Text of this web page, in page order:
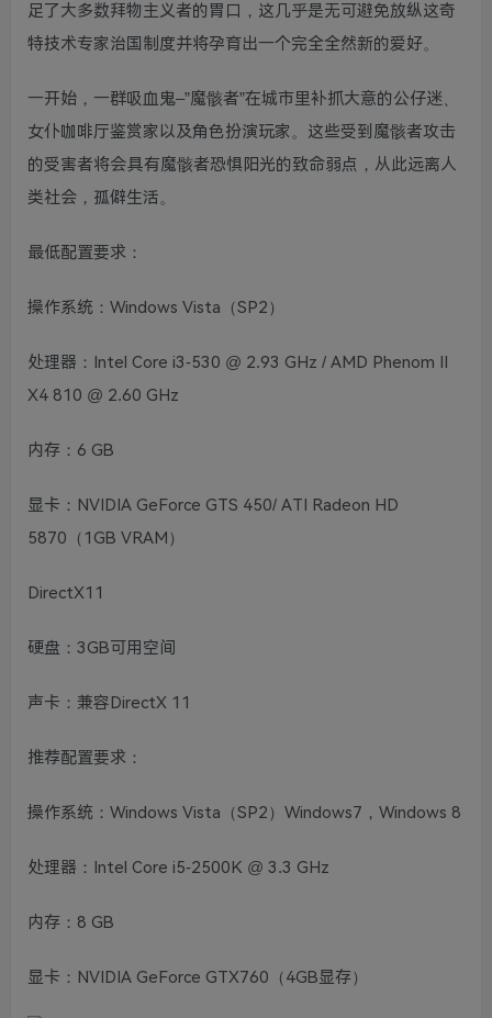
足了大多数拜物主义者的胃口，这几乎是无可避免放纵这奇
特技术专家治国制度并将孕育出一个完全全然新的爱好。
一开始，一群吸血鬼–”魔骸者”在城市里补抓大意的公仔迷、
女仆咖啡厅鉴赏家以及角色扮演玩家。这些受到魔骸者攻击
的受害者将会具有魔骸者恐惧阳光的致命弱点，从此远离人
类社会，孤僻生活。
最低配置要求：
操作系统：Windows Vista（SP2）
处理器：Intel Core i3-530 @ 2.93 GHz / AMD Phenom II
X4 810 @ 2.60 GHz
内存：6 GB
显卡：NVIDIA GeForce GTS 450/ ATI Radeon HD
5870（1GB VRAM）
DirectX11
硬盘：3GB可用空间
声卡：兼容DirectX 11
推荐配置要求：
操作系统：Windows Vista（SP2）Windows7，Windows 8
处理器：Intel Core i5-2500K @ 3.3 GHz
内存：8 GB
显卡：NVIDIA GeForce GTX760（4GB显存）